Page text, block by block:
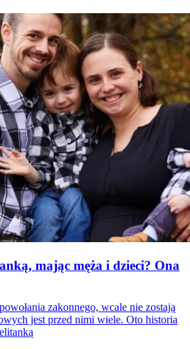
mając męża i dzieci? Ona
zakonnego, wcale nie zostają
jest przed nimi wiele. Oto historia